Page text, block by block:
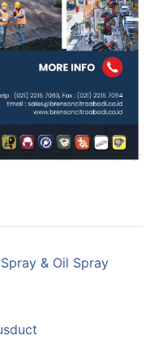
& Oil Spray